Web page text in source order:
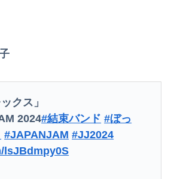
クス」
2024#結束バンド #ぼっ
#JAPANJAM #JJ2024
lsJBdmpy0S